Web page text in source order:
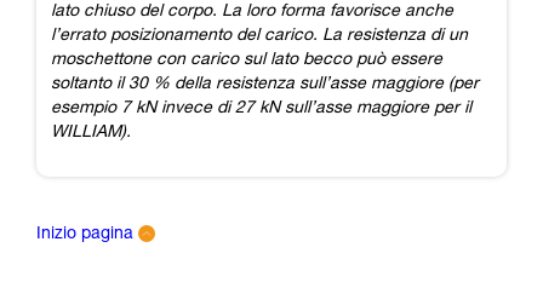
lato chiuso del corpo. La loro forma favorisce anche
l’errato posizionamento del carico. La resistenza di un
moschettone con carico sul lato becco può essere
soltanto il 30 % della resistenza sull’asse maggiore (per
esempio 7 kN invece di 27 kN sull’asse maggiore per il
WILLIAM).​
Inizio pagina